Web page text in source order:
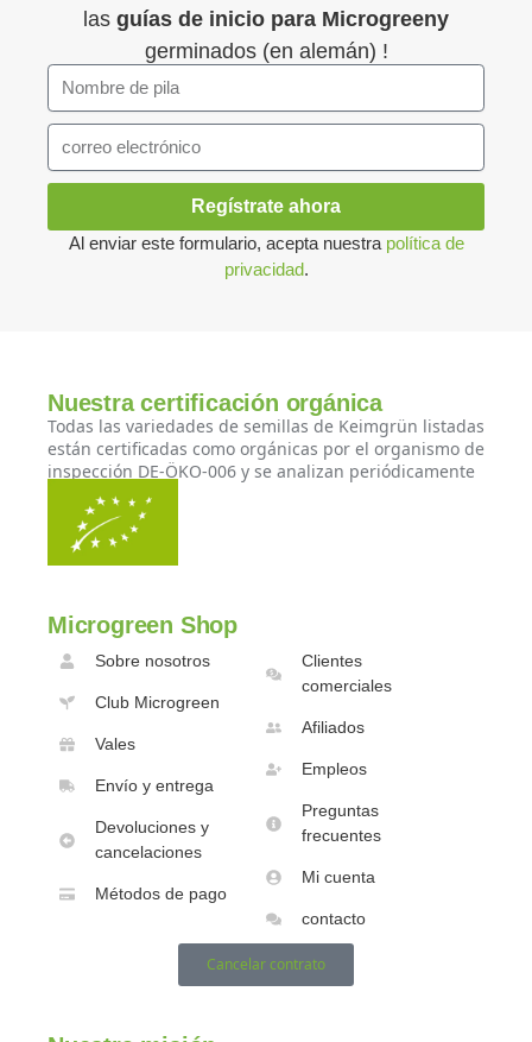
las guías de inicio para Microgreeny
germinados (en alemán) !
Regístrate ahora
Al enviar este formulario, acepta nuestra política de
privacidad.
Nuestra certificación orgánica
Todas las variedades de semillas de Keimgrün listadas
están certificadas como orgánicas por el organismo de
inspección DE-ÖKO-006 y se analizan periódicamente
Microgreen Shop
Sobre nosotros
Club Microgreen
Vales
Envío y entrega
Devoluciones y
cancelaciones
Métodos de pago
Clientes
comerciales
Afiliados
Empleos
Preguntas
frecuentes
Mi cuenta
contacto
Cancelar contrato